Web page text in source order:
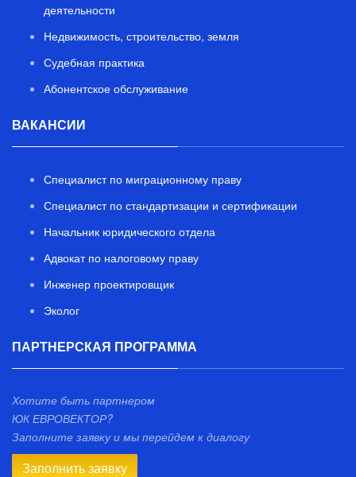
деятельности
Недвижимость, строительство, земля
Судебная практика
Абонентское обслуживание
ВАКАНСИИ
Специалист по миграционному праву
Специалист по стандартизации и сертификации
Начальник юридического отдела
Адвокат по налоговому праву
Инженер проектировщик
Эколог
ПАРТНЕРСКАЯ ПРОГРАММА
Хотите быть партнером
ЮК ЕВРОВЕКТОР?
Заполните заявку и мы перейдем к диалогу
Заполнить заявку